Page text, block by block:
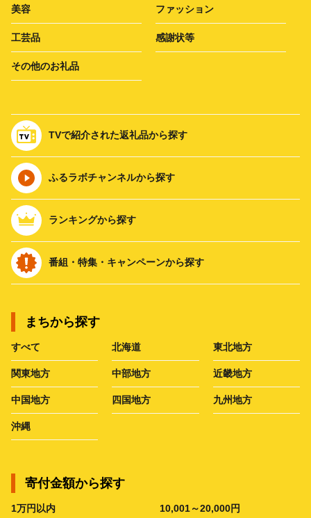
美容 ファッション
工芸品 感謝状等
その他のお礼品
TVで紹介された返礼品から探す
ふるラボチャンネルから探す
ランキングから探す
番組・特集・キャンペーンから探す
まちから探す
すべて 北海道 東北地方
関東地方 中部地方 近畿地方
中国地方 四国地方 九州地方
沖縄
寄付金額から探す
1万円以内 10,001～20,000円